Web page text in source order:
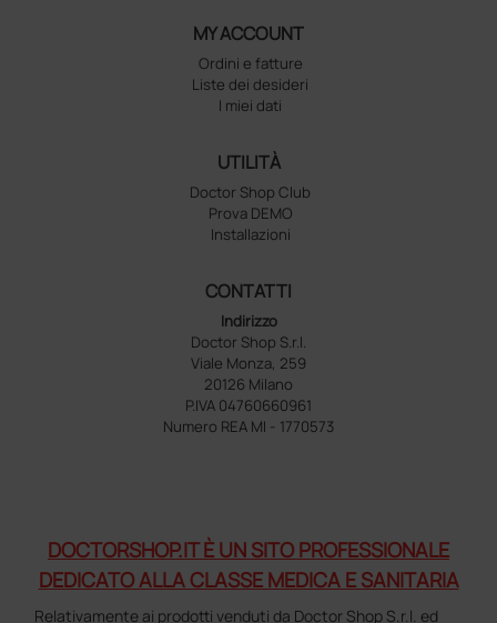
MY ACCOUNT
Ordini e fatture
Liste dei desideri
I miei dati
UTILITÀ
Doctor Shop Club
Prova DEMO
Installazioni
CONTATTI
Indirizzo
Doctor Shop S.r.l.
Viale Monza, 259
20126 Milano
P.IVA 04760660961
Numero REA MI - 1770573
DOCTORSHOP.IT È UN SITO PROFESSIONALE
DEDICATO ALLA CLASSE MEDICA E SANITARIA
Relativamente ai prodotti venduti da Doctor Shop S.r.l. ed